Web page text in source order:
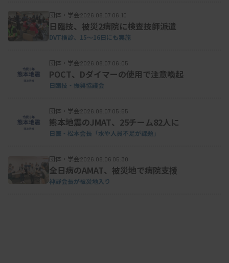
団体・学会2026.08.07 06:10
日臨技、被災2病院に検査技師派遣
DVT検診、15～16日にも実施
団体・学会2026.08.07 06:05
POCT、Dダイマーの使用で注意喚起
日臨技・振興協議会
団体・学会2026.08.07 05:55
熊本地震のJMAT、25チーム82人に
日医・松本会長「水や人員不足が課題」
団体・学会2026.08.06 05:30
全日病のAMAT、被災地で病院支援
神野会長が被災地入り